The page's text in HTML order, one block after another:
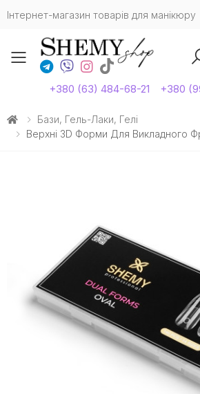
Інтернет-магазин товарів для манікюру
Toggle mobile
+380 (63) 484-68-21 +380
Бази, Гель-Лаки, Гелі
Верхні 3D Форми Для Викладного